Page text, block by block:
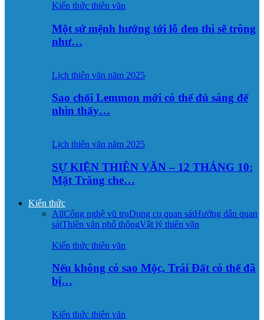
Kiến thức thiên văn
Một sứ mệnh hướng tới lỗ đen thì sẽ trông
như…
Lịch thiên văn năm 2025
Sao chổi Lemmon mới có thể đủ sáng để
nhìn thấy…
Lịch thiên văn năm 2025
SỰ KIỆN THIÊN VĂN – 12 THÁNG 10:
Mặt Trăng che…
Kiến thức
AllCông nghệ vũ trụDụng cụ quan sátHướng dẫn quan
sátThiên văn phổ thôngVật lý thiên văn
Kiến thức thiên văn
Nếu không có sao Mộc, Trái Đất có thể đã
bị…
Kiến thức thiên văn